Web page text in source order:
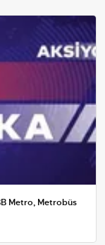
Metro, Metrobüs